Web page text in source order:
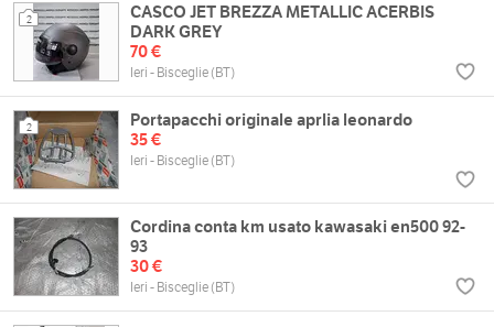
2
CASCO JET BREZZA METALLIC ACERBIS
DARK GREY
70 €
Ieri - Bisceglie (BT)
2
Portapacchi originale aprlia leonardo
35 €
Ieri - Bisceglie (BT)
Cordina conta km usato kawasaki en500 92-
93
30 €
Ieri - Bisceglie (BT)